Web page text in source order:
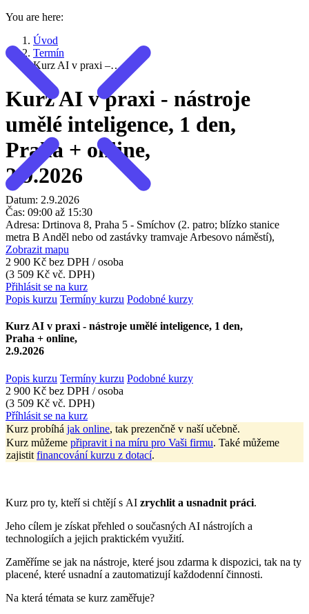
You are here:
Úvod
Termín
Kurz AI v praxi –…
Kurz AI v praxi - nástroje
umělé inteligence, 1 den,
Praha + online,
2.9.2026
Datum: 2.9.2026
Čas: 09:00 až 15:30
Adresa: Drtinova 8, Praha 5 - Smíchov (2. patro; blízko stanice
metra B Anděl nebo od zastávky tramvaje Arbesovo náměstí),
Zobrazit mapu
2 900 Kč bez DPH / osoba
(3 509 Kč vč. DPH)
Přihlásit se na kurz
Popis kurzu Termíny kurzu Podobné kurzy
Kurz AI v praxi - nástroje umělé inteligence, 1 den,
Praha + online,
2.9.2026
Popis kurzu Termíny kurzu Podobné kurzy
2 900 Kč bez DPH / osoba
(3 509 Kč vč. DPH)
Příhlásit se na kurz
Kurz probíhá jak online, tak prezenčně v naší učebně.
Kurz můžeme připravit i na míru pro Vaši firmu. Také můžeme
zajistit financování kurzu z dotací.
Kurz pro ty, kteří si chtějí s AI zrychlit a usnadnit práci.
Jeho cílem je získat přehled o současných AI nástrojích a
technologiích a jejich praktickém využití.
Zaměříme se jak na nástroje, které jsou zdarma k dispozici, tak na ty
placené, které usnadní a zautomatizují každodenní činnosti.
Na která témata se kurz zaměřuje?